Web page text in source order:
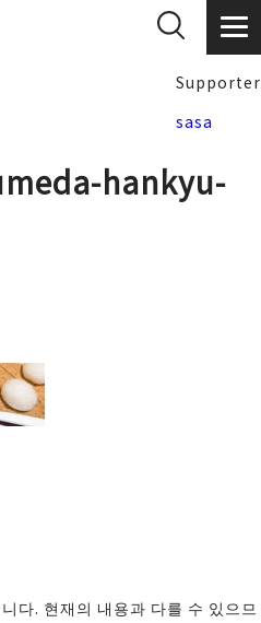
Supporter
sasa
hankyu-
다. 현재의 내용과 다를 수 있으므